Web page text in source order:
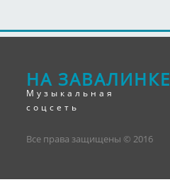
НА ЗАВАЛИНКЕ
Музыкальная
соцсеть
Все права защищены © 2016